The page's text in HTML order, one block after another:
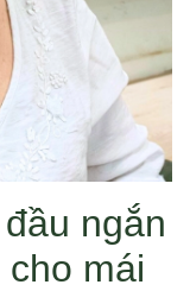
ngắn
mái